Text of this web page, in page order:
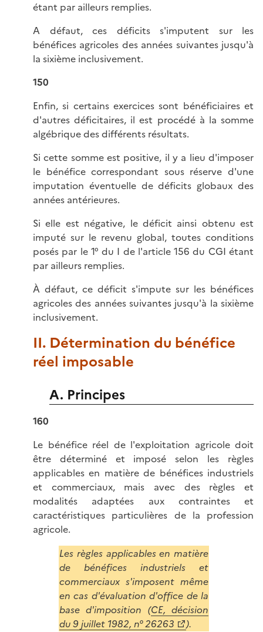
étant par ailleurs remplies.
A défaut, ces déficits s'imputent sur les
bénéfices agricoles des années suivantes jusqu'à
la sixième inclusivement.
150
Enfin, si certains exercices sont bénéficiaires et
d'autres déficitaires, il est procédé à la somme
algébrique des différents résultats.
Si cette somme est positive, il y a lieu d'imposer
le bénéfice correspondant sous réserve d'une
imputation éventuelle de déficits globaux des
années antérieures.
Si elle est négative, le déficit ainsi obtenu est
imputé sur le revenu global, toutes conditions
posés par le 1° du I de l'article 156 du CGI étant
par ailleurs remplies.
À défaut, ce déficit s'impute sur les bénéfices
agricoles des années suivantes jusqu'à la sixième
inclusivement.
II. Détermination du bénéfice
réel imposable
A. Principes
160
Le bénéfice réel de l'exploitation agricole doit
être déterminé et imposé selon les règles
applicables en matière de bénéfices industriels
et commerciaux, mais avec des règles et
modalités adaptées aux contraintes et
caractéristiques particulières de la profession
agricole.
Les règles applicables en matière
de bénéfices industriels et
commerciaux s'imposent même
en cas d'évaluation d'office de la
base d'imposition (CE, décision
du 9 juillet 1982, n° 26263
).